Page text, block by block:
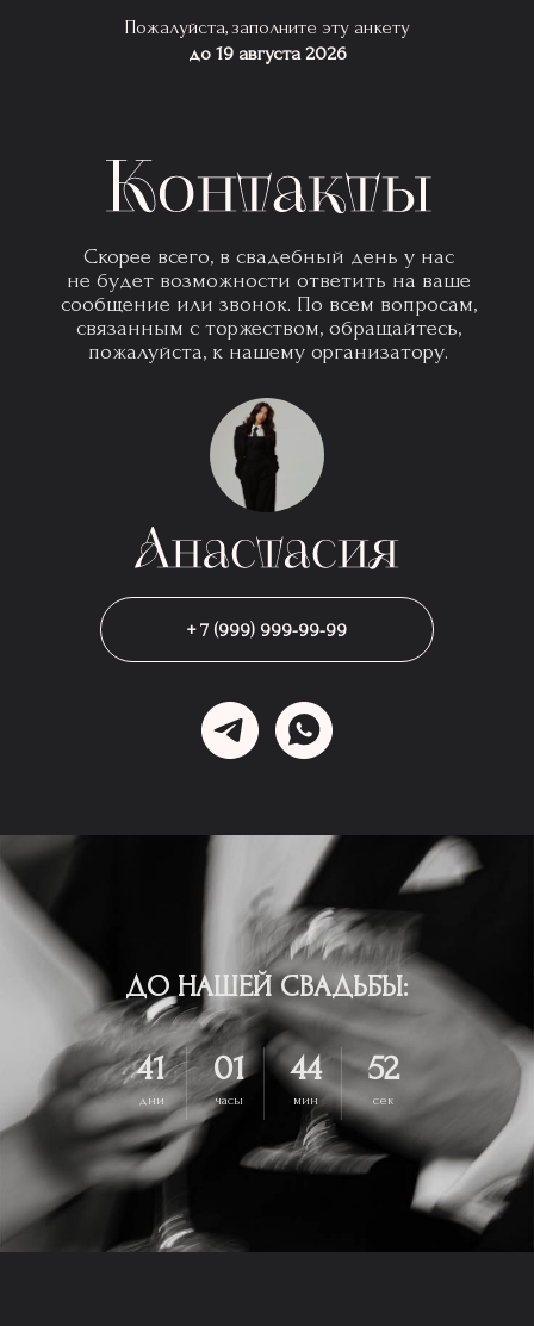
Пожалуйста, заполните эту анкету
до 19 августа 2026
+ 7 (999) 999-99-99
Скорее всего, в свадебный день у нас
не будет возможности ответить на ваше
сообщение или звонок. По всем вопросам,
связанным с торжеством, обращайтесь,
пожалуйста, к нашему организатору.
ДО НАШЕЙ СВАДЬБЫ:
41
дни
01
часы
44
мин
52
сек